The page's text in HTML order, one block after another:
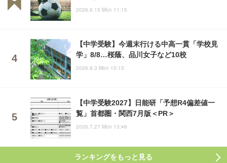
2026.6.15 Mon 11:15
【中学受験】今週末行ける中高一貫「学校見
学」8/8…桜蔭、品川女子など10校
2026.8.3 Mon 10:15
【中学受験2027】日能研「予想R4偏差値一
覧」首都圏・関西7月版＜PR＞
2026.7.27 Mon 13:46
ランキングをもっと見る